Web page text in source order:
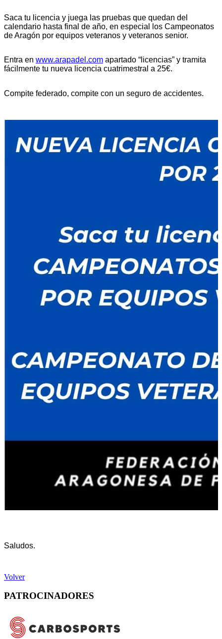
Saca tu licencia y juega las pruebas que quedan del
calendario hasta final de año, en especial los Campeonatos
de Aragón por equipos veteranos y veteranos senior.
Entra en www.arapadel.com apartado “licencias” y tramita
fácilmente tu nueva licencia cuatrimestral a 25€.
Compite federado, compite con un seguro de accidentes.
Saludos.
Volver
PATROCINADORES